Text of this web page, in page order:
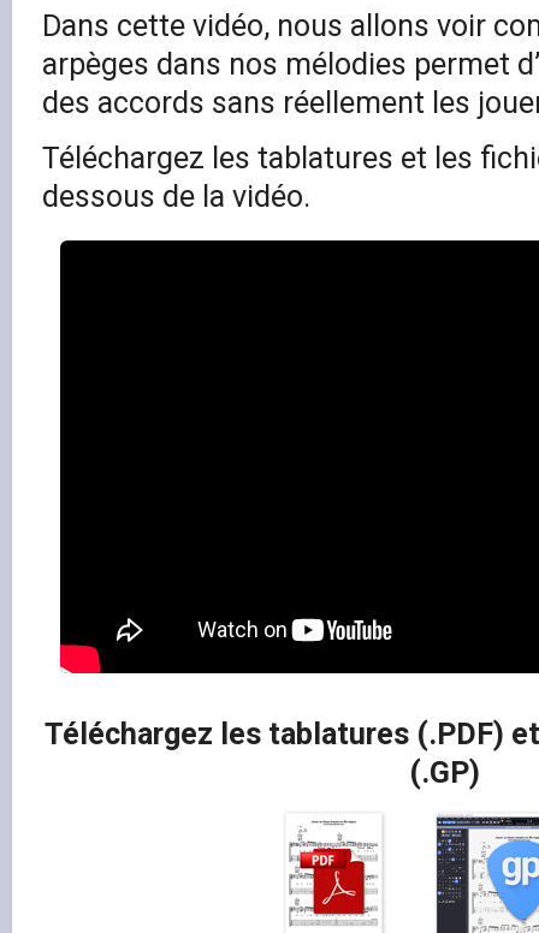
Dans cette vidéo, nous allons voir
arpèges dans nos mélodies permet
des accords sans réellement les
Téléchargez les tablatures et les
dessous de la vidéo.
Téléchargez les tablatures (.PDF)
(.GP)